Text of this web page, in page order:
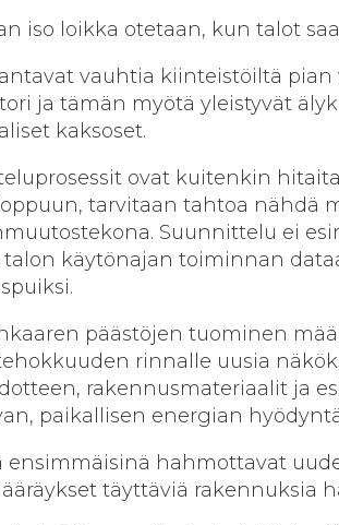
iso loikka otetaan, kun talot
vauhtia kiinteistöiltä
ja tämän myötä yleistyvät
kaksoset.
ovat kuitenkin
tarvitaan tahtoa nähdä
Suunnittelu ei
talon käytönajan toiminnan
päästöjen tuominen
rinnalle uusia
rakennusmateriaalit ja
paikallisen energian
ensimmäisinä hahmottavat
täyttäviä rakennuksia